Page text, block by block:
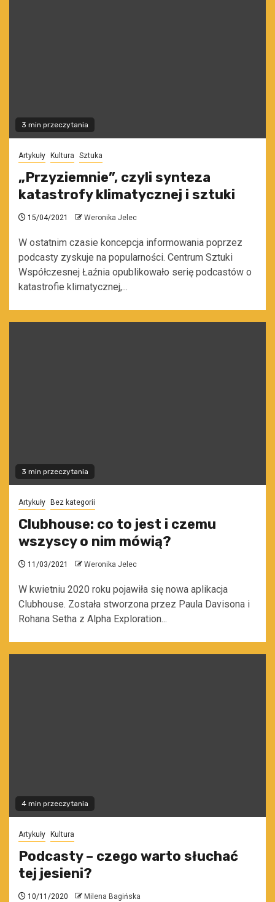
3 min przeczytania
Artykuły Kultura Sztuka
„Przyziemnie”, czyli synteza
katastrofy klimatycznej i sztuki
15/04/2021 Weronika Jelec
W ostatnim czasie koncepcja informowania poprzez
podcasty zyskuje na popularności. Centrum Sztuki
Współczesnej Łaźnia opublikowało serię podcastów o
katastrofie klimatycznej,...
3 min przeczytania
Artykuły Bez kategorii
Clubhouse: co to jest i czemu
wszyscy o nim mówią?
11/03/2021 Weronika Jelec
W kwietniu 2020 roku pojawiła się nowa aplikacja
Clubhouse. Została stworzona przez Paula Davisona i
Rohana Setha z Alpha Exploration...
4 min przeczytania
Artykuły Kultura
Podcasty – czego warto słuchać
tej jesieni?
10/11/2020 Milena Bagińska